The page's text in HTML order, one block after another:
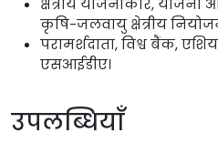
क्षेत्रीय योजनाकार,
कृषि-जलवायु क्षेत्रीय
परामर्शदाता, विश्व बैंक,
एसआईडीए।
उपलब्धियाँ